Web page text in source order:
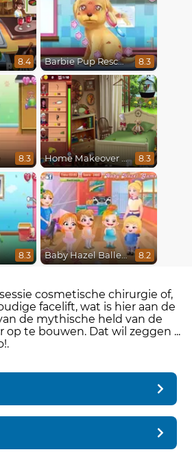
8.4 Barbie Pup Rescue 8.3
8.3 Home Makeover Hidden Object 8.3
8.3 Baby Hazel Ballerina Dance 8.2
cosmetische chirurgie of,
facelift, wat is hier aan de
de mythische held van de
op te bouwen. Dat wil zeggen ...